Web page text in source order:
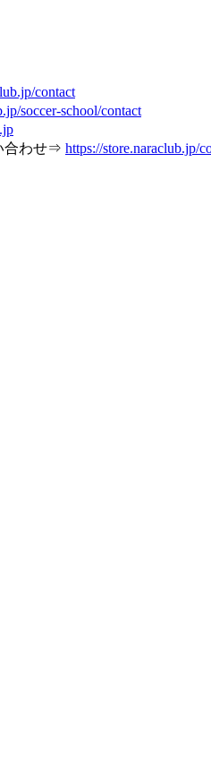
contact
soccer-school/contact
合わせ⇒ https://store.naraclub.jp/